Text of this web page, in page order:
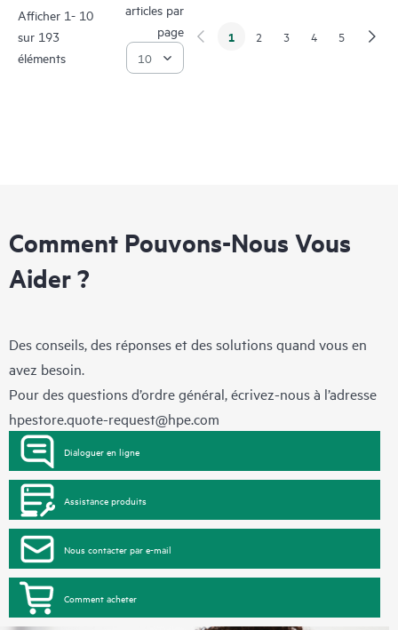
Afficher 1- 10
sur 193
éléments
articles par
page
1 2 3 4 5
Comment Pouvons-Nous Vous
Aider ?
Des conseils, des réponses et des solutions quand vous en
avez besoin.
Pour des questions d’ordre général, écrivez-nous à l’adresse
hpestore.quote-request@hpe.com
Dialoguer en ligne
Assistance produits
Nous contacter par e-mail
Comment acheter